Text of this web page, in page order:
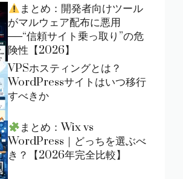
まとめ：開発者向けツール
がマルウェア配布に悪用
──“信頼サイト乗っ取り”の危
険性【2026】
VPSホスティングとは？
WordPressサイトはいつ移行
すべきか
まとめ：Wix vs
WordPress｜どっちを選ぶべ
き？【2026年完全比較】